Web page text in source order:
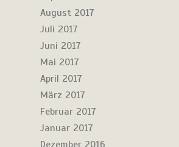
August 2017
Juli 2017
Juni 2017
Mai 2017
April 2017
März 2017
Februar 2017
Januar 2017
Dezember 2016